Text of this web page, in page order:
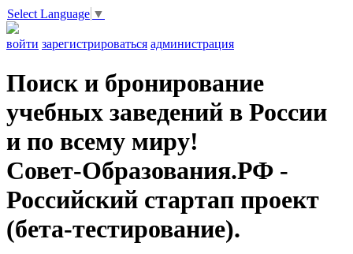
Select Language ▼
войти зарегистрироваться администрация
Поиск и бронирование
учебных заведений в России
и по всему миру!
Совет-Образования.РФ -
Российский стартап проект
(бета-тестирование).